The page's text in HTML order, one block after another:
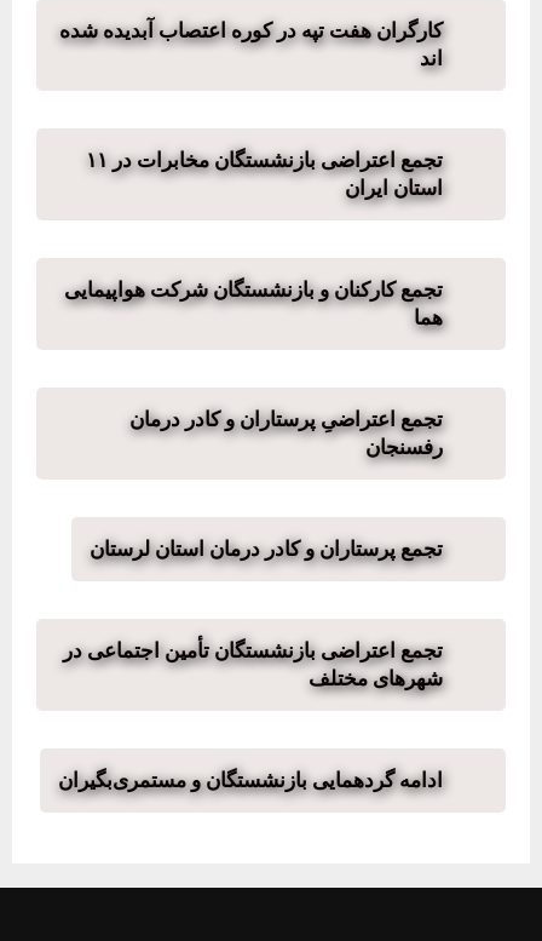
کارگران هفت تپه در کوره اعتصاب آبدیده شده
اند
تجمع اعتراضی بازنشستگان مخابرات در ١١
استان ایران
تجمع کارکنان و بازنشستگان شرکت هواپیمایی
هما
تجمع اعتراضیِ پرستاران و کادر درمان
رفسنجان
تجمع پرستاران و کادر درمان استان لرستان
تجمع اعتراضی بازنشستگان تأمین اجتماعی در
شهرهای مختلف
ادامه گردهمایی بازنشستگان و مستمری‌بگیران